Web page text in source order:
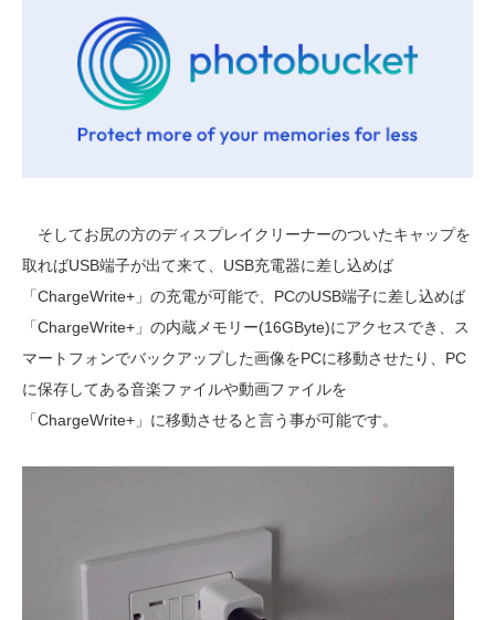
そしてお尻の方のディスプレイクリーナーのついたキャップを
取ればUSB端子が出て来て、USB充電器に差し込めば
「ChargeWrite+」の充電が可能で、PCのUSB端子に差し込めば
「ChargeWrite+」の内蔵メモリー(16GByte)にアクセスでき、ス
マートフォンでバックアップした画像をPCに移動させたり、PC
に保存してある音楽ファイルや動画ファイルを
「ChargeWrite+」に移動させると言う事が可能です。